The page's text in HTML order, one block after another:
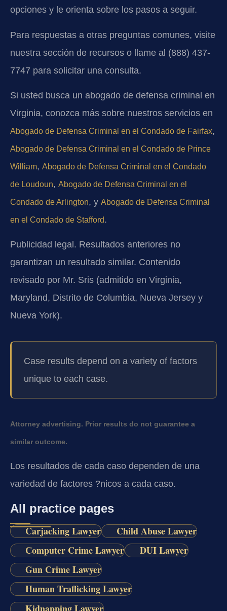
opciones y le orienta sobre los pasos a seguir.
Para respuestas a otras preguntas comunes, visite
nuestra sección de recursos o llame al (888) 437-
7747 para solicitar una consulta.
Si usted busca un abogado de defensa criminal en
Virginia, conozca más sobre nuestros servicios en
Abogado de Defensa Criminal en el Condado de Fairfax,
Abogado de Defensa Criminal en el Condado de Prince
William, Abogado de Defensa Criminal en el Condado
de Loudoun, Abogado de Defensa Criminal en el
Condado de Arlington, y Abogado de Defensa Criminal
en el Condado de Stafford.
Publicidad legal. Resultados anteriores no
garantizan un resultado similar. Contenido
revisado por Mr. Sris (admitido en Virginia,
Maryland, Distrito de Columbia, Nueva Jersey y
Nueva York).
Case results depend on a variety of factors
unique to each case.
Attorney advertising. Prior results do not guarantee a
similar outcome.
Los resultados de cada caso dependen de una
variedad de factores ?nicos a cada caso.
All practice pages
Carjacking Lawyer
Child Abuse Lawyer
Computer Crime Lawyer
DUI Lawyer
Gun Crime Lawyer
Human Trafficking Lawyer
Kidnapping Lawyer